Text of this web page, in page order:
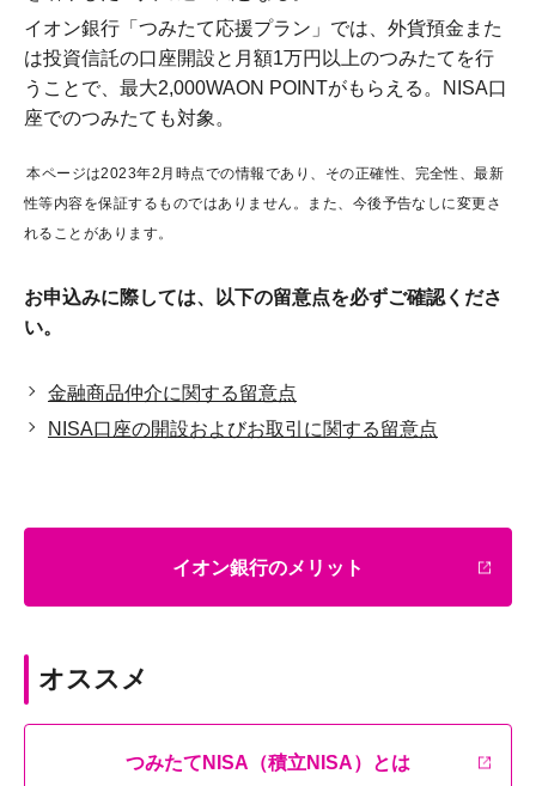
イオン銀行「つみたて応援プラン」では、外貨預金また
は投資信託の口座開設と月額1万円以上のつみたてを行
うことで、最大2,000WAON POINTがもらえる。NISA口
座でのつみたても対象。
本ページは2023年2月時点での情報であり、その正確性、完全性、最新
性等内容を保証するものではありません。また、今後予告なしに変更さ
れることがあります。
お申込みに際しては、以下の留意点を必ずご確認くださ
い。
金融商品仲介に関する留意点
NISA口座の開設およびお取引に関する留意点
イオン銀行のメリット
オススメ
つみたてNISA（積立NISA）とは